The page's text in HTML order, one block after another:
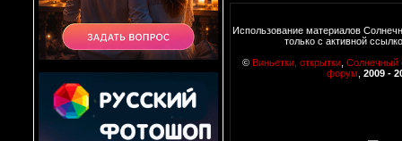
Использование материалов
только с активной
© Виньетки, открытки Солнечный
форум 2009 -